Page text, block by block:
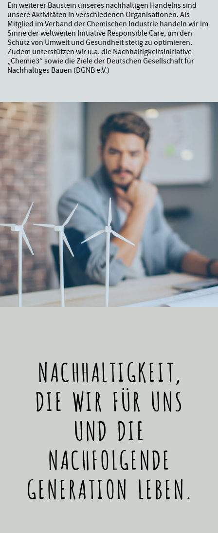
Ein weiterer Baustein unseres nachhaltigen Handelns sind
unsere Aktivitäten in verschiedenen Organisationen. Als
Mitglied im Verband der Chemischen Industrie handeln wir im
Sinne der weltweiten Initiative Responsible Care, um den
Schutz von Umwelt und Gesundheit stetig zu optimieren.
Zudem unterstützen wir u.a. die Nachhaltigkeitsinitiative
„Chemie3“ sowie die Ziele der Deutschen Gesellschaft für
Nachhaltiges Bauen (DGNB e.V.)
NACHHALTIGKEIT,
DIE WIR FÜR UNS
UND DIE
NACHFOLGENDE
GENERATION LEBEN.